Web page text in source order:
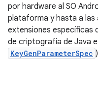
por hardware al SO
plataforma y hasta a
extensiones específicas
de criptografía de Java
KeyGenParameterSpec